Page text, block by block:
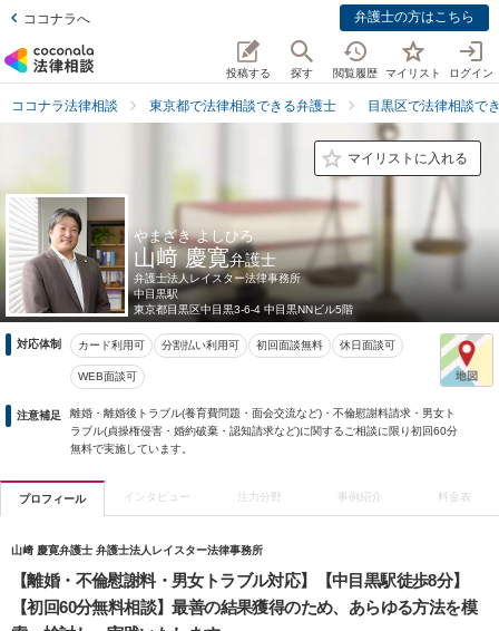
ココナラへ 弁護士の方はこちら
投稿する 探す 閲覧履歴 マイリスト ログイン
ココナラ法律相談 東京都で法律相談できる弁護士 目黒区で法律相談で
マイリストに入れる
やまざき よしひろ
山﨑 慶寛弁護士
弁護士法人レイスター法律事務所
中目黒駅
東京都目黒区中目黒3-6-4 中目黒NNビル5階
対応体制 カード利用可 分割払い利用可 初回面談無料 休日面談可
WEB面談可
注意補足
離婚・離婚後トラブル(養育費問題・面会交流など)・不倫慰謝料請求・男女ト
ラブル(貞操権侵害・婚約破棄・認知請求など)に関するご相談に限り初回60分
無料で実施しています。
プロフィール インタビュー 注力分野 事例紹介 料金表
山﨑 慶寛弁護士 弁護士法人レイスター法律事務所
【離婚・不倫慰謝料・男女トラブル対応】【中目黒駅徒歩8分】
【初回60分無料相談】最善の結果獲得のため、あらゆる方法を模